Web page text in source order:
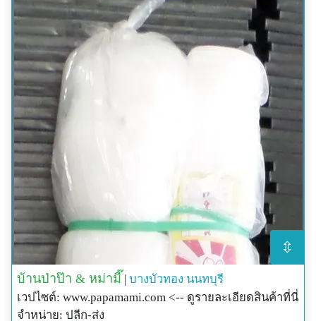
⇳
บ้านป่าป๊า & หม่ามี๊ | บางบัวทอง นนทบุรี
เวปไซต์: www.papamami.com <-- ดูรายละเอียดสินค้าที่นี่
จำหน่าย: ปลีก-ส่ง